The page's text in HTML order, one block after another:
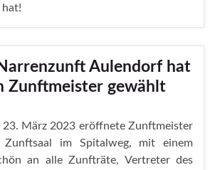
hat!
Aulendorf hat
Zunftmeister gewählt
23. März 2023 eröffnete Zunftmeister
Zunftsaal im Spitalweg, mit einem
an alle Zunfträte, Vertreter des